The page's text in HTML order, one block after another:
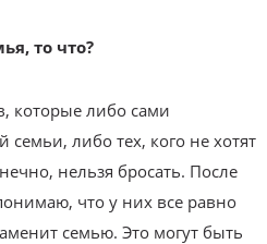
то что?
которые либо сами
семьи, либо тех, кого не хотят
нельзя бросать. После
что у них все равно
семью. Это могут быть